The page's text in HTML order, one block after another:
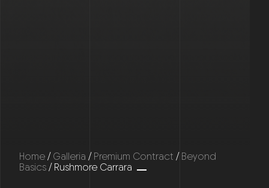
Home/Galleria /Premium Contract /Beyond
Basics/ Rushmore Carrara